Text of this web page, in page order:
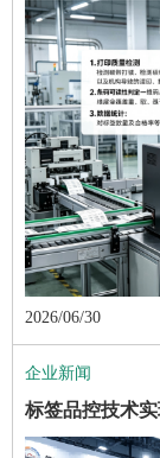
2026/06/30
企业新闻